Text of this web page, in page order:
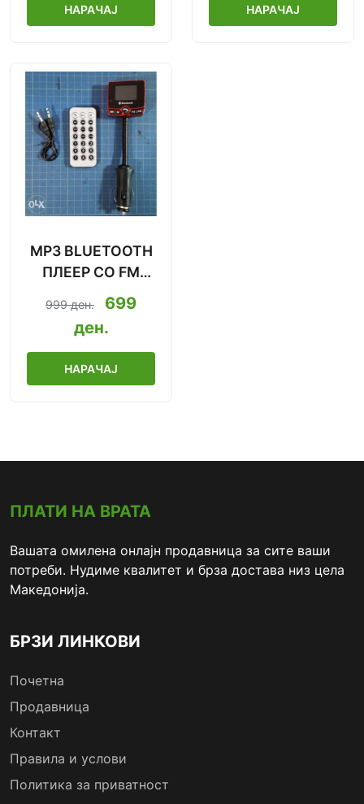
НАРАЧАЈ НАРАЧАЈ
MP3 BLUETOOTH
ПЛЕЕР СО FM
МОДУЛАТОР ЗА
АВТОМОБИЛ (8-
ВО-1)
999 ден.
699
ден.
НАРАЧАЈ
ПЛАТИ НА ВРАТА
Вашата омилена онлајн продавница за сите ваши
потреби. Нудиме квалитет и брза достава низ цела
Македонија.
БРЗИ ЛИНКОВИ
Почетна
Продавница
Контакт
Правила и услови
Политика за приватност